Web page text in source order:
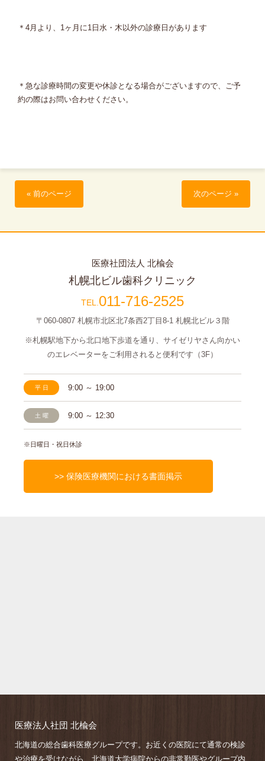
＊4月より、1ヶ月に1日水・木以外の診療日があります
＊急な診療時間の変更や休診となる場合がございますので、ご予
約の際はお問い合わせください。
« 前のページ 次のページ »
医療社団法人 北楡会
札幌北ビル歯科クリニック
011-716-2525
〒060-0807 札幌市北区北7条西2丁目8-1 札幌北ビル３階
※札幌駅地下から北口地下歩道を通り、サイゼリヤさん向かい
のエレベーターをご利用されると便利です（3F）
平日 9:00 ～ 19:00
土曜 9:00 ～ 12:30
※日曜日・祝日休診
>> 保険医療機関における書面掲示
医療法人社団 北楡会
北海道の総合歯科医療グループです。お近くの医院にて通常の検診
や治療を受けながら、北海道大学病院からの非常勤医やグループ内